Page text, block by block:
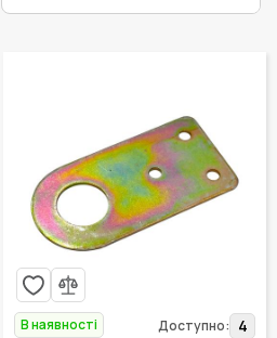
В наявності Доступно: 4